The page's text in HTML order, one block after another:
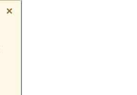
×